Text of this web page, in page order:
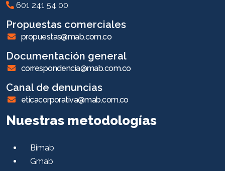
601 241 54 00
Propuestas comerciales
propuestas@mab.com.co
Documentación general
correspondencia@mab.com.co
Canal de denuncias
eticacorporativa@mab.com.co
Nuestras metodologías
Bimab
Gmab